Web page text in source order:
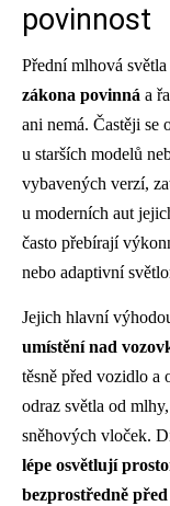
povinnost
Přední mlhová světla
zákona povinná a
ani nemá. Častěji se
u starších modelů
vybavených verzí,
u moderních aut
často přebírají
nebo adaptivní
Jejich hlavní
umístění nad
těsně před vozidlo a
odraz světla od
sněhových vloček.
lépe osvětlují
bezprostředně